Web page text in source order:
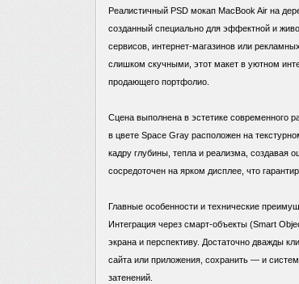
Реалистичный PSD мокап MacBook Air на
созданный специально для эффектной и
сервисов, интернет-магазинов или
слишком скучными, этот макет в уютном
продающего портфолио.
Сцена выполнена в эстетике современного
в цвете Space Gray расположен на
кадру глубины, тепла и реализма,
сосредоточен на ярком дисплее, что
Главные особенности и технические
Интеграция через смарт-объекты (Smart
экрана и перспективу. Достаточно дважды
сайта или приложения, сохранить — и
затенений.